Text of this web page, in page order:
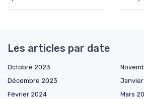
Les articles par date
Octobre 2023
Décembre 2023
Février 2024
Mars